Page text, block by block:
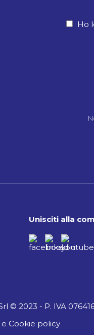
Ho
Unisciti alla
© 2023 - P. IVA
e Cookie policy